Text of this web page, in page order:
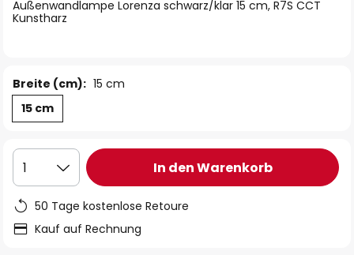
Außenwandlampe Lorenza schwarz/klar 15 cm, R7S CCT
Kunstharz
Breite (cm): 15 cm
15 cm
1 In den Warenkorb
50 Tage kostenlose Retoure
Kauf auf Rechnung